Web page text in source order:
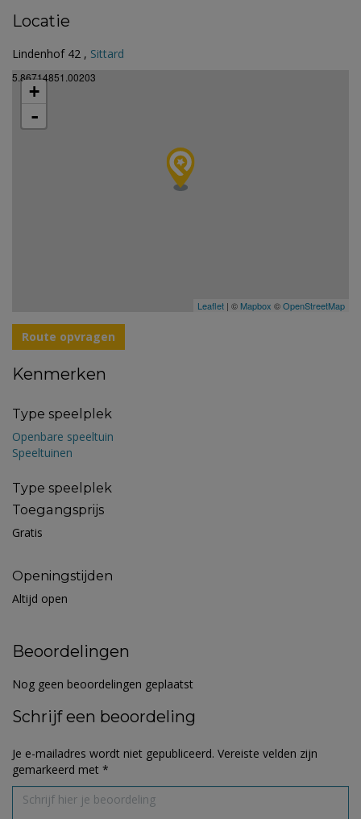
Locatie
Lindenhof 42 , Sittard
5.86714851.00203
+
-
Leaflet | © Mapbox ©OpenStreetMap
Route opvragen
Kenmerken
Type speelplek
Openbare speeltuin
Speeltuinen
Type speelplek
Toegangsprijs
Gratis
Openingstijden
Altijd open
Beoordelingen
Nog geen beoordelingen geplaatst
Schrijf een beoordeling
Je e-mailadres wordt niet gepubliceerd. Vereiste velden zijn
gemarkeerd met *